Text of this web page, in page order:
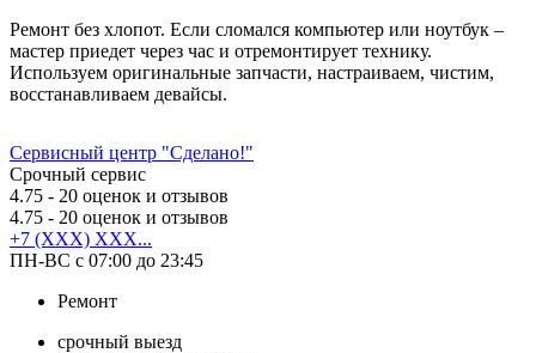
Ремонт без хлопот. Если сломался компьютер или ноутбук –
мастер приедет через час и отремонтирует технику.
Используем оригинальные запчасти, настраиваем, чистим,
восстанавливаем девайсы.
Сервисный центр "Сделано!"
Срочный сервис
4.75 - 20 оценок и отзывов
4.75 - 20 оценок и отзывов
+7 (XXX) XXX...
ПН-ВС с 07:00 до 23:45
Ремонт
срочный выезд